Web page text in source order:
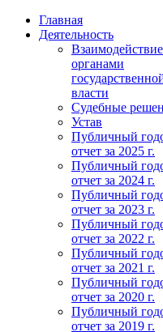
Главная
Деятельность
органами
власти
Судебные
Устав
Публичный
отчет за 2025 г.
Публичный
отчет за 2024 г.
Публичный
отчет за 2023 г.
Публичный
отчет за 2022 г.
Публичный
отчет за 2021 г.
Публичный
отчет за 2020 г.
Публичный
отчет за 2019 г.